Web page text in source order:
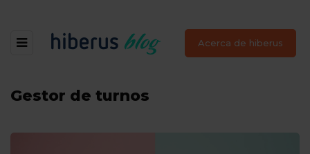
Acerca de hiberus
Gestor de turnos